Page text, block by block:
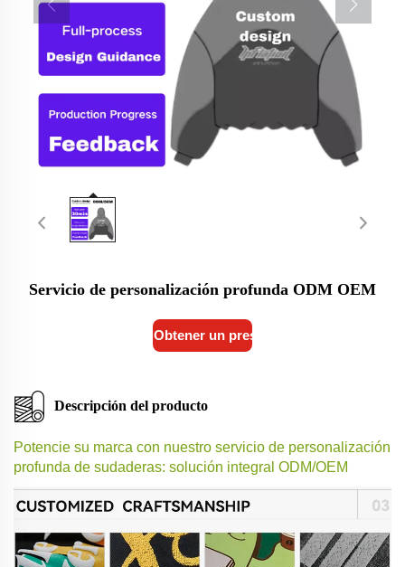
Servicio de personalización profunda ODM OEM
Obtener un presupuesto
Descripción del producto
Potencie su marca con nuestro servicio de personalización
profunda de sudaderas: solución integral ODM/OEM